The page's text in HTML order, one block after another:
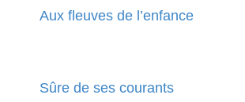
Aux fleuves de l’enfance
Sûre de ses courants